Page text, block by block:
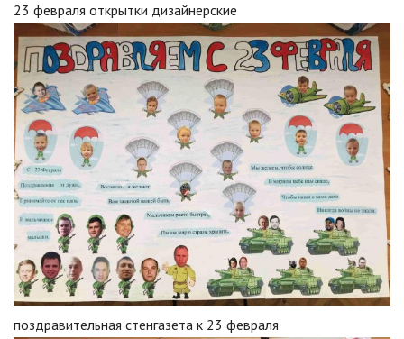
23 февраля открытки дизайнерские
поздравительная стенгазета к 23 февраля